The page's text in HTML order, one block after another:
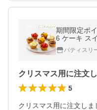
期間限定ポ
6 ケーキ ス
ティスリー
ルーツタルト
パティスリ
5
クリスマス用に注文し